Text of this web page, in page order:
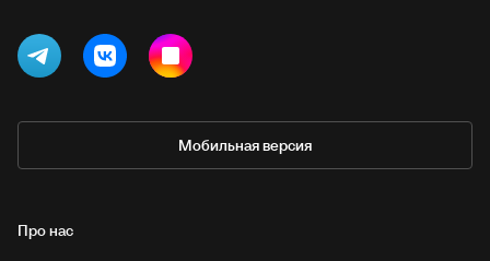
Мобильная версия
Про нас